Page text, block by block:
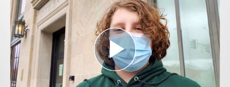
Play